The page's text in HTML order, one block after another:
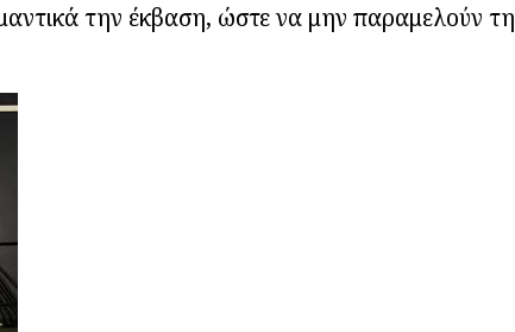
την έκβαση, ώστε να μην παραμελούν τη